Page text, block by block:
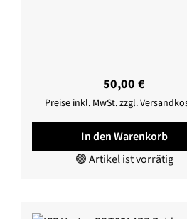
Regulärer Preis:
50,00 €
Preise inkl. MwSt. zzgl.
In den Warenkorb
🟢 Artikel ist vorrätig